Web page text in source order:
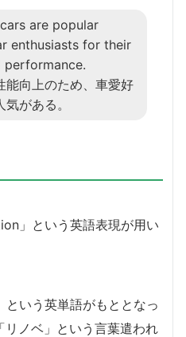
are popular
enthusiasts for their
performance.
能向上のため、車愛好
がある。
」という英語表現が用い
いう英単語がもととなっ
ノベ」という言葉遣われ